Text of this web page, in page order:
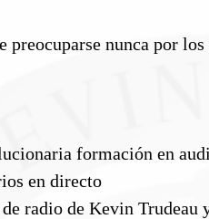
preocuparse nunca por
formación en
en directo
radio de Kevin Trudeau